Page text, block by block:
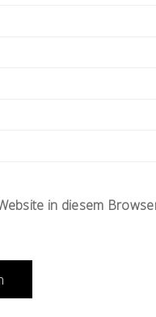
in diesem